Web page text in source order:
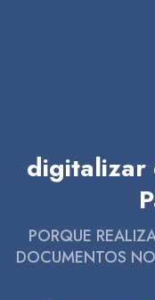
digitalizar
PORQUE
DOCUMENTOS